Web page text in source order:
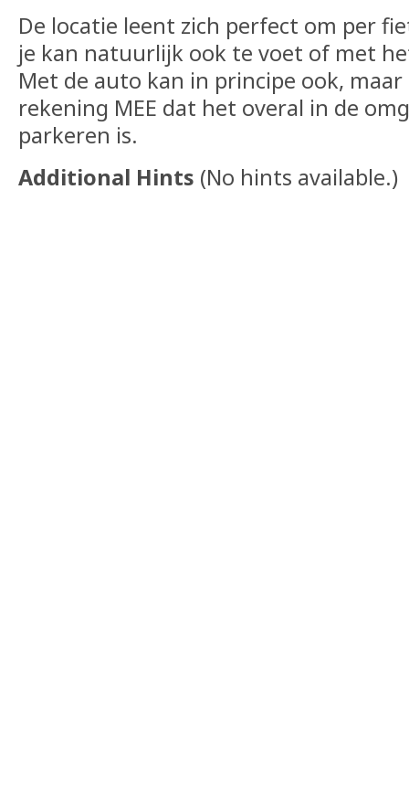
De locatie leent zich perfect om per
je kan natuurlijk ook te voet of met
Met de auto kan in principe ook,
rekening MEE dat het overal in de
parkeren is.
Additional Hints (No hints available.)